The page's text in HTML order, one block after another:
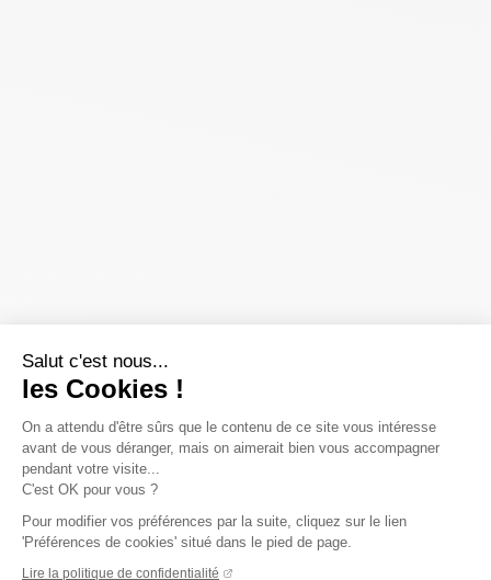
Salut c'est nous...
les Cookies !
On a attendu d'être sûrs que le contenu de ce site vous intéresse
avant de vous déranger, mais on aimerait bien vous accompagner
pendant votre visite...
C'est OK pour vous ?
Pour modifier vos préférences par la suite, cliquez sur le lien
'Préférences de cookies' situé dans le pied de page.
Lire la politique de confidentialité